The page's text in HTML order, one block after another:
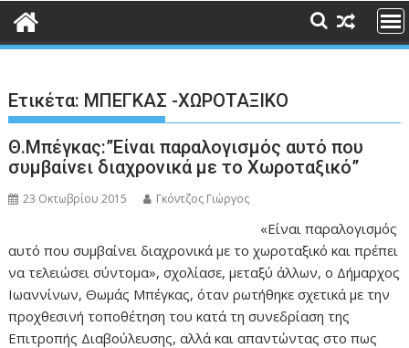
Ετικέτα: ΜΠΕΓΚΑΣ -ΧΩΡΟΤΑΞΙΚΟ
Θ.Μπέγκας:”Είναι παραλογισμός αυτό που
συμβαίνει διαχρονικά με το Χωροταξικό”
23 Οκτωβρίου 2015 Γκόντζος Γιώργος
«Είναι παραλογισμός
αυτό που συμβαίνει διαχρονικά με το χωροταξικό και πρέπει
να τελειώσει σύντομα», σχολίασε, μεταξύ άλλων, ο Δήμαρχος
Ιωαννίνων, Θωμάς Μπέγκας, όταν ρωτήθηκε σχετικά με την
προχθεσινή τοποθέτηση του κατά τη συνεδρίαση της
Επιτροπής Διαβούλευσης, αλλά και απαντώντας στο πως